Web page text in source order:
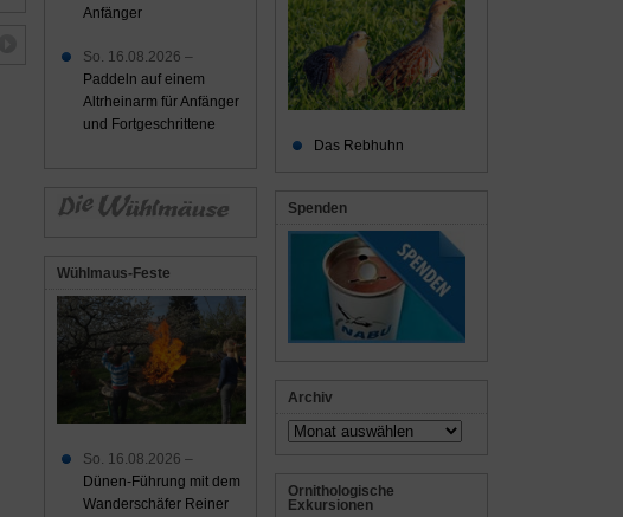
Das Rebhuhn
Spenden
Archiv
Archiv
Ornithologische
Exkursionen
Anfänger
So. 16.08.2026 –
Paddeln auf einem
Altrheinarm für Anfänger
und Fortgeschrittene
Wühlmaus-Feste
So. 16.08.2026 –
Dünen-Führung mit dem
Wanderschäfer Reiner